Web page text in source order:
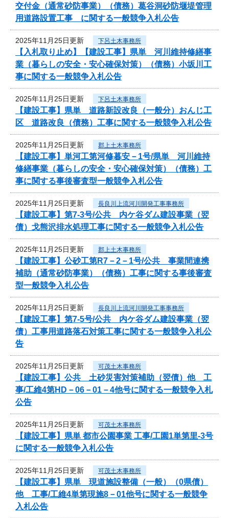
交付金（通常砂防事業）（債務）葛谷洞砂防堰堤管理
用道路設置工事 に関する一般競争入札公告
2025年11月25日更新 下呂土木事務所
【入札取り止め】【建設工事】県単 河川維持修繕事
業（暮らしの安全・安心確保対策）（債務）小坂川工
事に関する一般競争入札公告
2025年11月25日更新 下呂土木事務所
【建設工事】県単 道路新設改良（一般分）おんじ工
区 道路改良（債務）工事に関する一般競争入札公告
2025年11月25日更新 郡上土木事務所
【建設工事】単河工第河修暮安－1号/県単 河川維持
修繕事業（暮らしの安全・安心確保対策）（債務）工
事に関する事後審査型一般競争入札公告
2025年11月25日更新 長良川上流河川開発工事事務所
【建設工事】第7-3号/公共 内ケ谷ダム建設事業（翌
債）戈熊沢排水処理工事に関する一般競争入札公告
2025年11月25日更新 郡上土木事務所
【建設工事】公砂工第R7－2－1号/公共 事業間連携
補助（通常砂防事業）（債務）工事に関する事後審査
型一般競争入札公告
2025年11月25日更新 長良川上流河川開発工事事務所
【建設工事】第7-5号/公共 内ケ谷ダム建設事業（翌
債）工事用道路落石対策工事に関する一般競争入札公
告
2025年11月25日更新 可茂土木事務所
【建設工事】公共 土砂災害対策補助（翌債）他 工
事/工維4第HD－06－01－4他号に関する一般競争入札
公告
2025年11月25日更新 可茂土木事務所
【建設工事】県単 都市公園事業 工事/工園1単第里-3号
に関する一般競争入札公告
2025年11月25日更新 可茂土木事務所
【建設工事】県単 現道施設整備（一般）（0県債）
他 工事/工維4単第現施8－01他号に関する一般競争
入札公告